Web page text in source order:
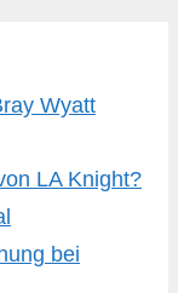
Wyatt
LA Knight?
bei